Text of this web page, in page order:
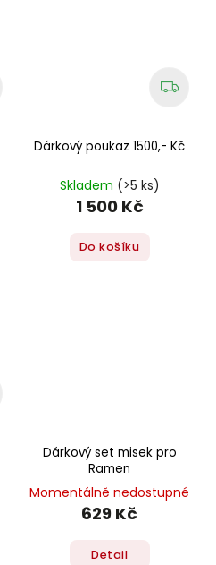
Dárkový poukaz 1500,- Kč
Skladem (>5 ks)
1 500 Kč
Do košíku
Dárkový set misek pro
Ramen
Momentálně nedostupné
629 Kč
Detail